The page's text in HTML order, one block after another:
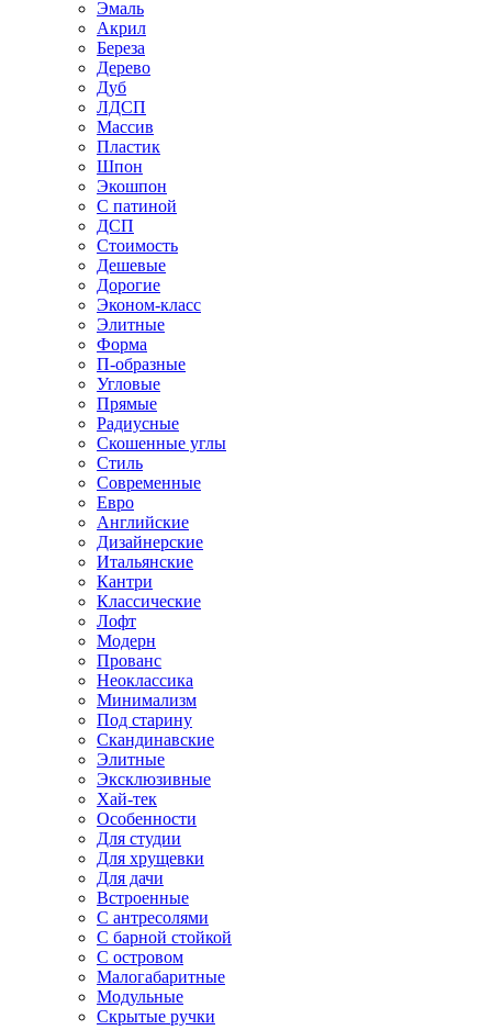
Эмаль
Акрил
Береза
Дерево
Дуб
ЛДСП
Массив
Пластик
Шпон
Экошпон
С патиной
ДСП
Стоимость
Дешевые
Дорогие
Эконом-класс
Элитные
Форма
П-образные
Угловые
Прямые
Радиусные
Скошенные углы
Стиль
Современные
Евро
Английские
Дизайнерские
Итальянские
Кантри
Классические
Лофт
Модерн
Прованс
Неоклассика
Минимализм
Под старину
Скандинавские
Элитные
Эксклюзивные
Хай-тек
Особенности
Для студии
Для хрущевки
Для дачи
Встроенные
С антресолями
С барной стойкой
С островом
Малогабаритные
Модульные
Скрытые ручки